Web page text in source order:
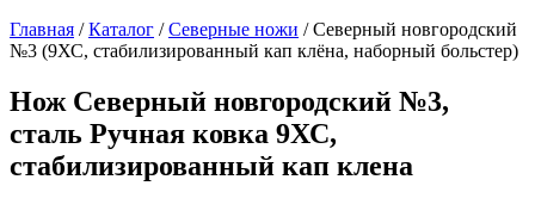
Главная /Каталог /Северные ножи /Северный новгородский
№3 (9ХС, стабилизированный кап клёна, наборный больстер)
Нож Северный новгородский №3,
сталь Ручная ковка 9ХС,
стабилизированный кап клена